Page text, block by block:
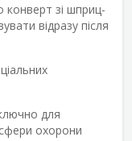
конверт зі шприц-
відразу після
для
охорони